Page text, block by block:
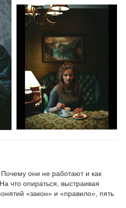
они не работают и как
что опираться, выстраивая
«закон» и «правило», пять